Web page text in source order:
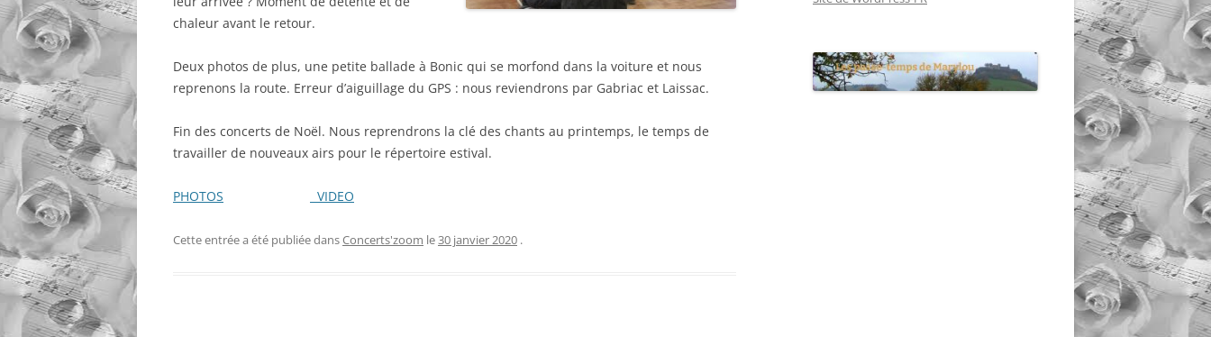
chaleur avant le retour.
Deux photos de plus, une petite ballade à Bonic qui se morfond dans la voiture et nous
reprenons la route. Erreur d’aiguillage du GPS : nous reviendrons par Gabriac et Laissac.
Fin des concerts de Noël. Nous reprendrons la clé des chants au printemps, le temps de
travailler de nouveaux airs pour le répertoire estival.
PHOTOS VIDEO
Cette entrée a été publiée dansConcerts'zoom le30 janvier 2020 .